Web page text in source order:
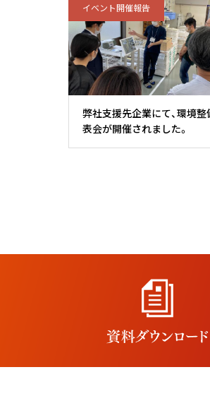
イベント開催報告
弊社支援先企業にて、環境整
表会が開催されました。